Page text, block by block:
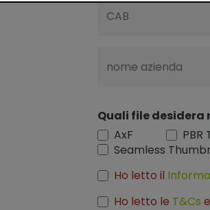
CAB
nome azienda
Quali file desidera
AxF
PBR
Seamless
Ho letto il
Ho letto le T&Cs